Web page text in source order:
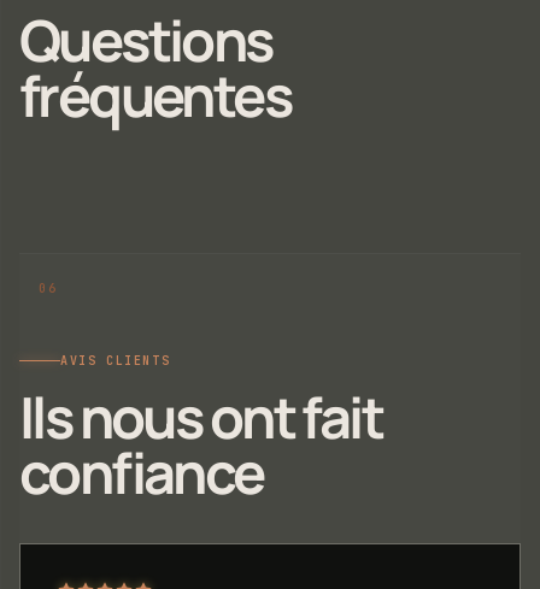
Questions
fréquentes
AVIS CLIENTS
Ils nous ont fait
confiance